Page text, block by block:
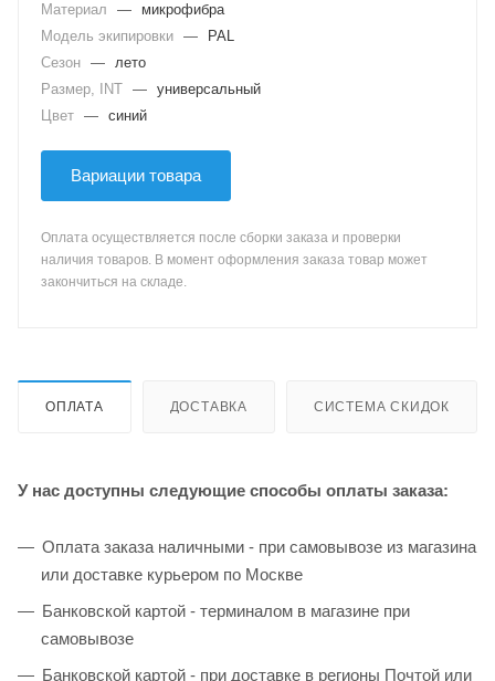
Материал —
микрофибра
Модель экипировки —
PAL
Сезон — лето
Размер, INT — универсальный
Цвет — синий
Вариации товара
Оплата осуществляется после сборки заказа и проверки
наличия товаров. В момент оформления заказа товар может
закончиться на складе.
ОПЛАТА ДОСТАВКА СИСТЕМА СКИДОК
У нас доступны следующие способы оплаты заказа:
Оплата заказа наличными - при самовывозе из магазина
или доставке курьером по Москве
Банковской картой - терминалом в магазине при
самовывозе
Банковской картой - при доставке в регионы Почтой или